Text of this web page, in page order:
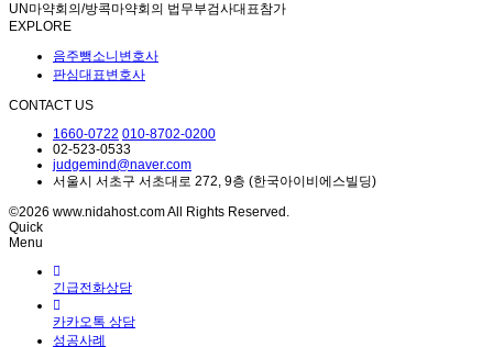
UN마약회의/방콕마약회의 법무부검사대표참가
EXPLORE
음주뺑소니변호사
판심대표변호사
CONTACT US
1660-0722 010-8702-0200
02-523-0533
judgemind@naver.com
서울시 서초구 서초대로 272, 9층 (한국아이비에스빌딩)
©2026 www.nidahost.com All Rights Reserved.
Quick
Menu
긴급전화상담
카카오톡 상담
성공사례